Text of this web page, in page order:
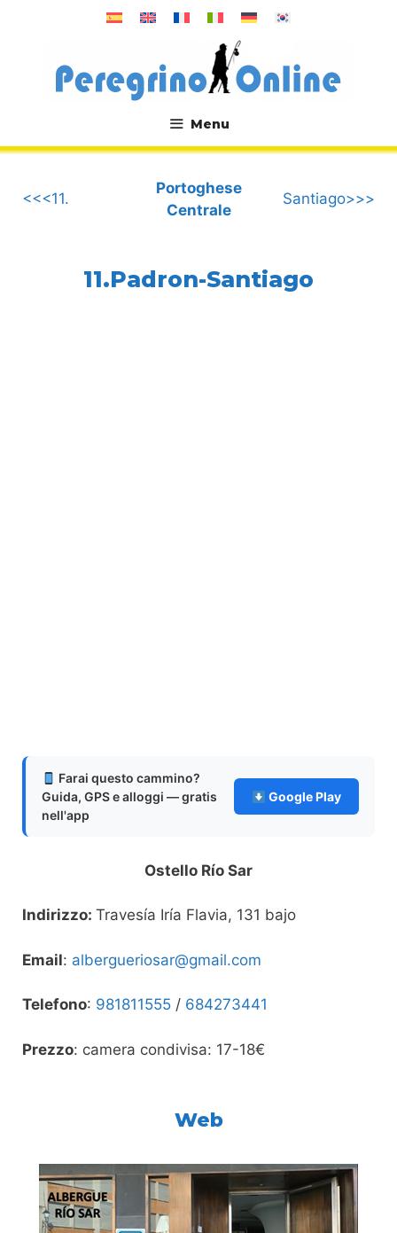
Menu
.
<<<11.
Portoghese
Centrale
Santiago>>>
11.Padron-Santiago
Farai questo cammino?
Guida, GPS e alloggi — gratis
nell'app
Google Play
Ostello Río Sar
Indirizzo: Travesía Iría Flavia, 131 bajo
Email: albergueriosar@gmail.com
Telefono: 981811555 / 684273441
Prezzo: camera condivisa: 17-18€
Web